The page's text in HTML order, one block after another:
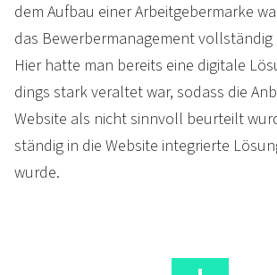
dem Auf­bau einer Arbeit­geber­marke
das Be­wer­ber­manage­ment volls­tän­dig
Hier hatte man bereits eine digi­tale
dings stark ver­altet war, so­dass die
Web­site als nicht sinn­voll be­urteilt
stän­dig in die Web­site in­te­grierte
wurde.